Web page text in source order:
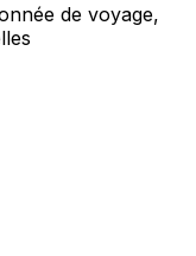
de voyage,